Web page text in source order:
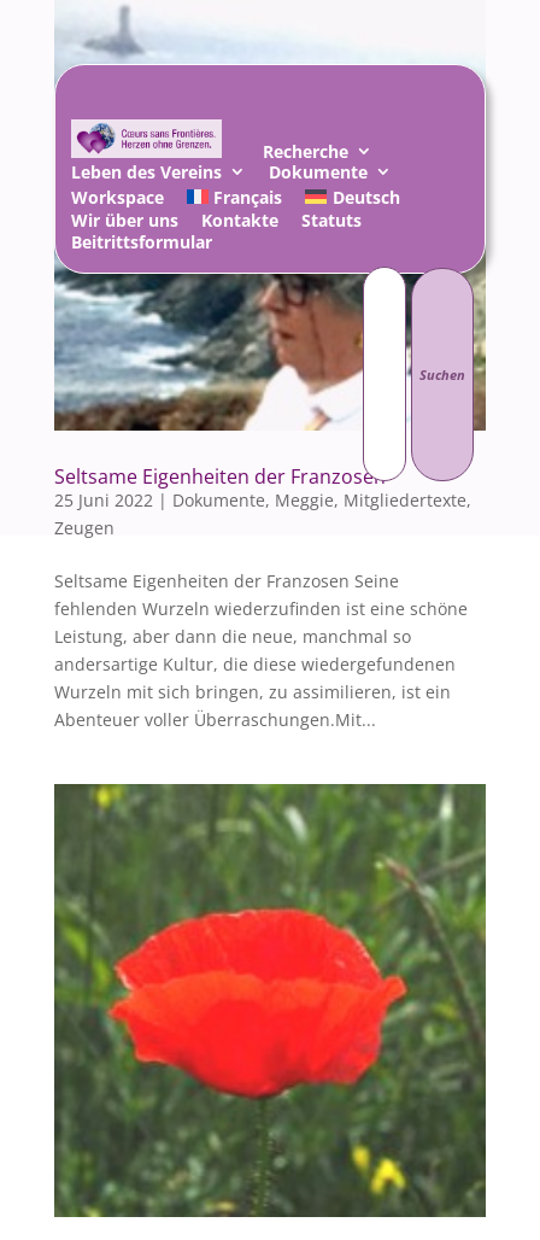
Recherche
Leben des Vereins
Dokumente
Workspace
Français
Deutsch
Wir über uns
Kontakte
Statuts
Beitrittsformular
Suchen
nach:
Seltsame Eigenheiten der Franzosen
25 Juni 2022| Dokumente, Meggie, Mitgliedertexte,
Zeugen
Seltsame Eigenheiten der Franzosen Seine
fehlenden Wurzeln wiederzufinden ist eine schöne
Leistung, aber dann die neue, manchmal so
andersartige Kultur, die diese wiedergefundenen
Wurzeln mit sich bringen, zu assimilieren, ist ein
Abenteuer voller Überraschungen.Mit...